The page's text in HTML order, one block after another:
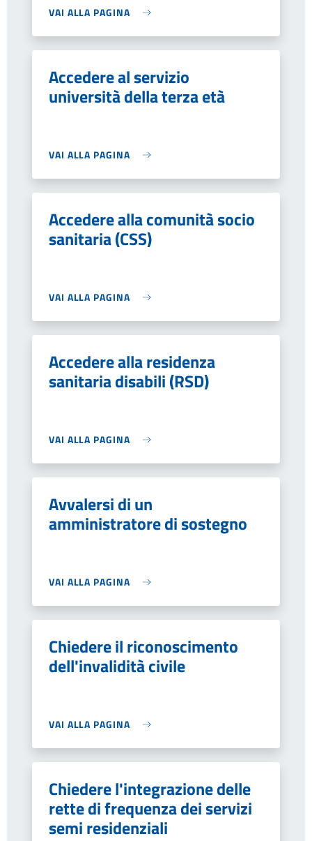
VAI ALLA PAGINA
Accedere al servizio
università della terza età
VAI ALLA PAGINA
Accedere alla comunità socio
sanitaria (CSS)
VAI ALLA PAGINA
Accedere alla residenza
sanitaria disabili (RSD)
VAI ALLA PAGINA
Avvalersi di un
amministratore di sostegno
VAI ALLA PAGINA
Chiedere il riconoscimento
dell'invalidità civile
VAI ALLA PAGINA
Chiedere l'integrazione delle
rette di frequenza dei servizi
semi residenziali